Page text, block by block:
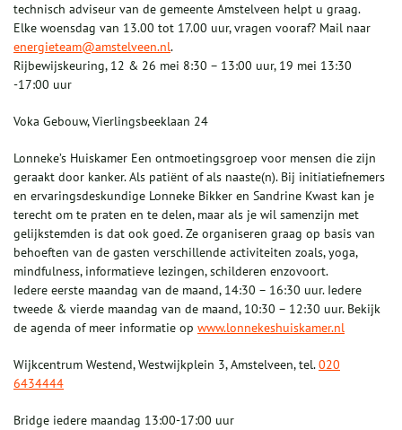
technisch adviseur van de gemeente Amstelveen helpt u graag.
Elke woensdag van 13.00 tot 17.00 uur, vragen vooraf? Mail naar
energieteam@amstelveen.nl.
Rijbewijskeuring, 12 & 26 mei 8:30 – 13:00 uur, 19 mei 13:30
-17:00 uur
Voka Gebouw, Vierlingsbeeklaan 24
Lonneke’s Huiskamer Een ontmoetingsgroep voor mensen die zijn
geraakt door kanker. Als patiënt of als naaste(n). Bij initiatiefnemers
en ervaringsdeskundige Lonneke Bikker en Sandrine Kwast kan je
terecht om te praten en te delen, maar als je wil samenzijn met
gelijkstemden is dat ook goed. Ze organiseren graag op basis van
behoeften van de gasten verschillende activiteiten zoals, yoga,
mindfulness, informatieve lezingen, schilderen enzovoort.
Iedere eerste maandag van de maand, 14:30 – 16:30 uur. Iedere
tweede & vierde maandag van de maand, 10:30 – 12:30 uur. Bekijk
de agenda of meer informatie op www.lonnekeshuiskamer.nl
Wijkcentrum Westend, Westwijkplein 3, Amstelveen, tel.020
6434444
Bridge iedere maandag 13:00-17:00 uur